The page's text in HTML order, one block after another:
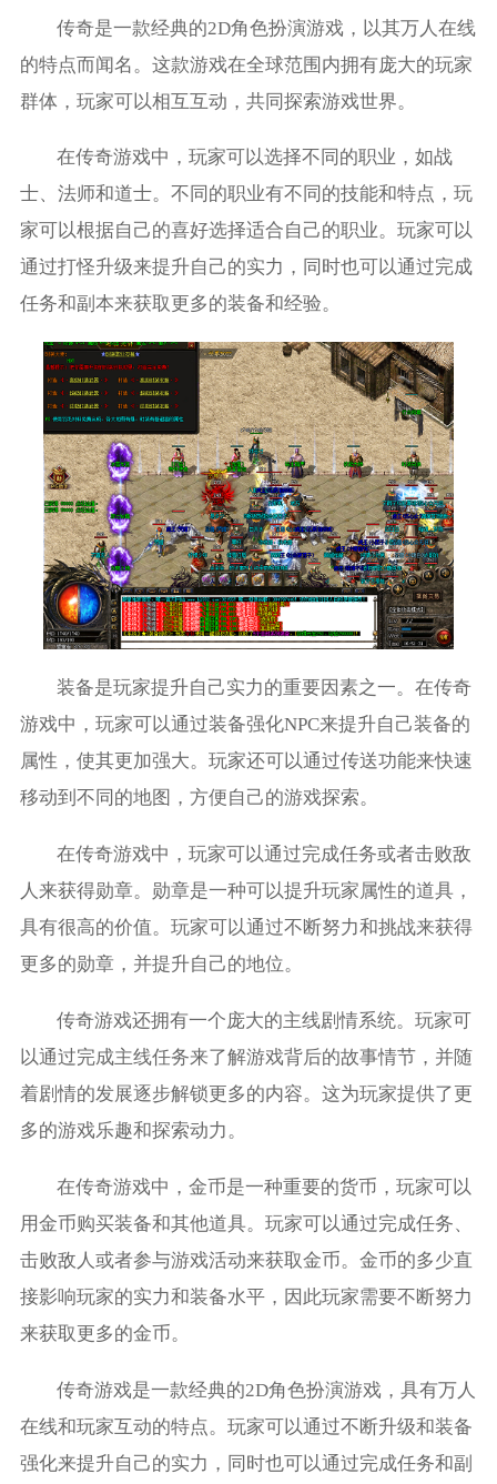
传奇是一款经典的2D角色扮演游戏，以其万人在线
的特点而闻名。这款游戏在全球范围内拥有庞大的玩家
群体，玩家可以相互互动，共同探索游戏世界。
在传奇游戏中，玩家可以选择不同的职业，如战
士、法师和道士。不同的职业有不同的技能和特点，玩
家可以根据自己的喜好选择适合自己的职业。玩家可以
通过打怪升级来提升自己的实力，同时也可以通过完成
任务和副本来获取更多的装备和经验。
装备是玩家提升自己实力的重要因素之一。在传奇
游戏中，玩家可以通过装备强化NPC来提升自己装备的
属性，使其更加强大。玩家还可以通过传送功能来快速
移动到不同的地图，方便自己的游戏探索。
在传奇游戏中，玩家可以通过完成任务或者击败敌
人来获得勋章。勋章是一种可以提升玩家属性的道具，
具有很高的价值。玩家可以通过不断努力和挑战来获得
更多的勋章，并提升自己的地位。
传奇游戏还拥有一个庞大的主线剧情系统。玩家可
以通过完成主线任务来了解游戏背后的故事情节，并随
着剧情的发展逐步解锁更多的内容。这为玩家提供了更
多的游戏乐趣和探索动力。
在传奇游戏中，金币是一种重要的货币，玩家可以
用金币购买装备和其他道具。玩家可以通过完成任务、
击败敌人或者参与游戏活动来获取金币。金币的多少直
接影响玩家的实力和装备水平，因此玩家需要不断努力
来获取更多的金币。
传奇游戏是一款经典的2D角色扮演游戏，具有万人
在线和玩家互动的特点。玩家可以通过不断升级和装备
强化来提升自己的实力，同时也可以通过完成任务和副